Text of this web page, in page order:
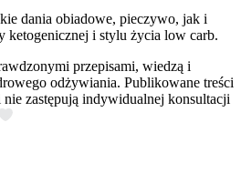
dania obiadowe, pieczywo, jak i
ketogenicznej i stylu życia low carb.
przepisami, wiedzą i
odżywiania. Publikowane treści
zastępują indywidualnej konsultacji